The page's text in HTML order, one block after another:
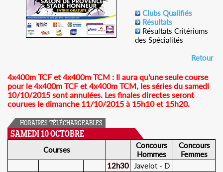
Clubs Qualifiés
Résultats
Résultats Critériums
des Spécialités
Retour
4x400m TCF et 4x400m TCM : Il aura qu'une seule course
pour le 4x400m TCF et 4x400m TCM, les séries du samedi
10/10/2015 sont annulées. Les finales directes seront
courues le dimanche 11/10/2015 à 15h10 et 15h20.
HORAIRES TÉLÉCHARGEABLES
SAMEDI 10 OCTOBRE
Courses
Concours
Hommes
Concours
Femmes
12h30
Javelot - D